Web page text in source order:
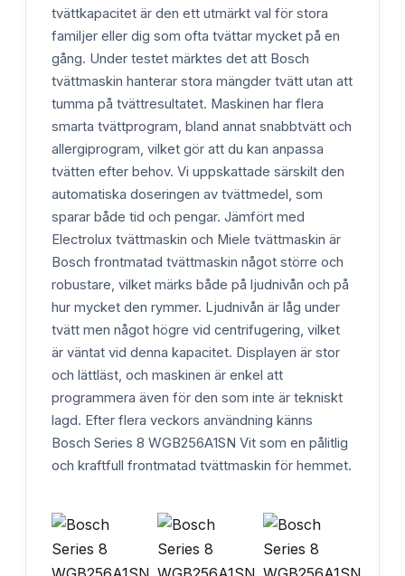
tvättkapacitet är den ett utmärkt val för stora
familjer eller dig som ofta tvättar mycket på en
gång. Under testet märktes det att Bosch
tvättmaskin hanterar stora mängder tvätt utan att
tumma på tvättresultatet. Maskinen har flera
smarta tvättprogram, bland annat snabbtvätt och
allergiprogram, vilket gör att du kan anpassa
tvätten efter behov. Vi uppskattade särskilt den
automatiska doseringen av tvättmedel, som
sparar både tid och pengar. Jämfört med
Electrolux tvättmaskin och Miele tvättmaskin är
Bosch frontmatad tvättmaskin något större och
robustare, vilket märks både på ljudnivån och på
hur mycket den rymmer. Ljudnivån är låg under
tvätt men något högre vid centrifugering, vilket
är väntat vid denna kapacitet. Displayen är stor
och lättläst, och maskinen är enkel att
programmera även för den som inte är tekniskt
lagd. Efter flera veckors användning känns
Bosch Series 8 WGB256A1SN Vit som en pålitlig
och kraftfull frontmatad tvättmaskin för hemmet.